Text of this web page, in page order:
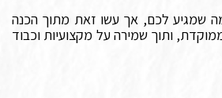
שמגיע לכם, אך עשו זאת מתוך הכנה
ותוך שמירה על מקצועיות וכבוד